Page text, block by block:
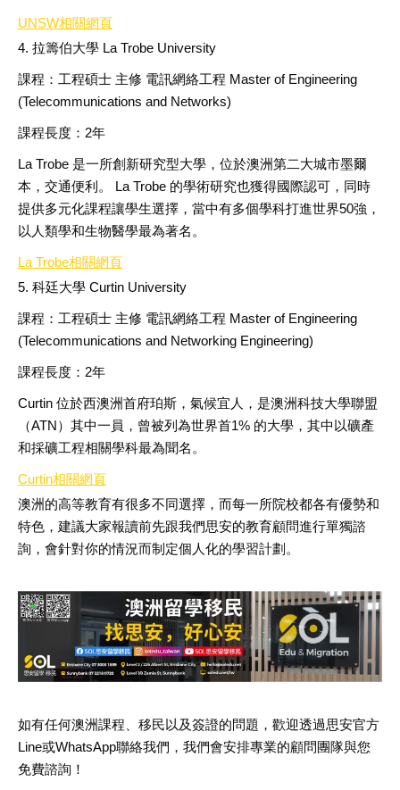
UNSW相關網頁
4. 拉籌伯大學 La Trobe University
課程：工程碩士 主修 電訊網絡工程 Master of Engineering
(Telecommunications and Networks)
課程長度： 2年
La Trobe 是一所創新研究型大學，位於澳洲第二大城市墨爾
本，交通便利。
La Trobe 的學術研究也獲得國際認可，同時
提供多元化課程讓學生選擇，當中有多個學科打進世界50強，
以人類學和生物醫學最為著名。
La Trobe相關網頁
5. 科廷大學 Curtin University
課程：工程碩士 主修 電訊網絡工程 Master of Engineering
(Telecommunications and Networking Engineering)
課程長度： 2年
Curtin 位於西澳洲首府珀斯，氣候宜人，是澳洲科技大學聯盟
（ATN）其中一員，曾被列為世界首1% 的大學，其中以礦產
和採礦工程相關學科最為聞名。
Curtin相關網頁
澳洲的高等教育有很多不同選擇，而每一所院校都各有優勢和
特色，建議大家報讀前先跟我們思安的教育顧問進行單獨諮
詢，會針對你的情況而制定個人化的學習計劃。
如有任何澳洲課程、移民以及簽證的問題，歡迎透過思安官方
Line或WhatsApp聯絡我們，我們會安排專業的顧問團隊與您
免費諮詢！